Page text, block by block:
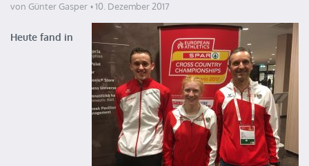
von Günter Gasper 10. Dezember 2017
Heute fand in